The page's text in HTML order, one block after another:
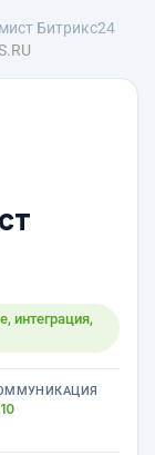
Битрикс24
интеграция,